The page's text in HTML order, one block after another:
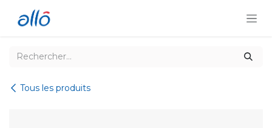
Tous les produits